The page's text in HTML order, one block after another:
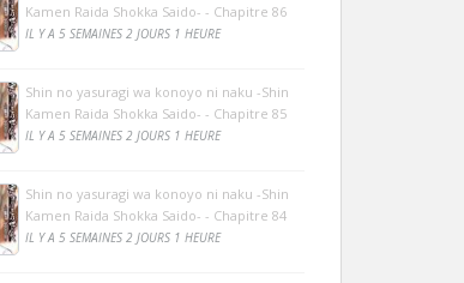
Kamen Raida Shokka Saido- - Chapitre 86
IL Y A 5 SEMAINES 2 JOURS 1 HEURE
Shin no yasuragi wa konoyo ni naku -Shin
Kamen Raida Shokka Saido- - Chapitre 85
IL Y A 5 SEMAINES 2 JOURS 1 HEURE
Shin no yasuragi wa konoyo ni naku -Shin
Kamen Raida Shokka Saido- - Chapitre 84
IL Y A 5 SEMAINES 2 JOURS 1 HEURE